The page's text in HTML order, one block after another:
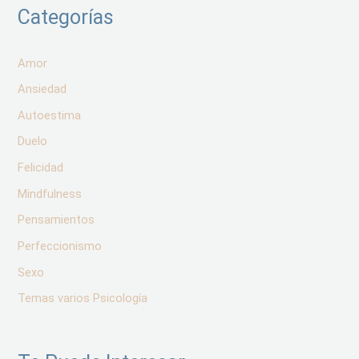
Categorías
Amor
Ansiedad
Autoestima
Duelo
Felicidad
Mindfulness
Pensamientos
Perfeccionismo
Sexo
Temas varios Psicología